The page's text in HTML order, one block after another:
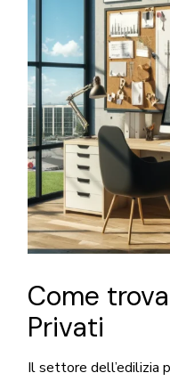
Come
Privati
Il settore dell’edilizia